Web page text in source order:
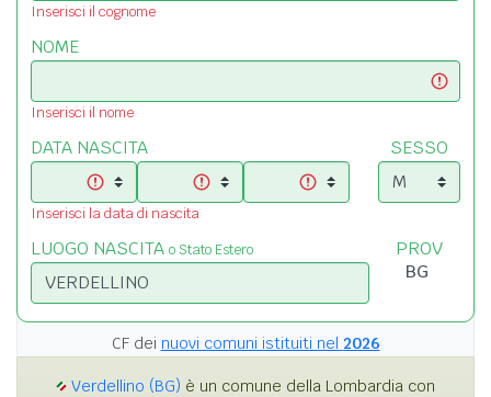
Inserisci il cognome
NOME
Inserisci il nome
DATA NASCITA
Inserisci la data di nascita
SESSO
LUOGO NASCITA o Stato Estero PROV
CF dei nuovi comuni istituiti nel 2026
Verdellino (BG) è un comune della Lombardia con